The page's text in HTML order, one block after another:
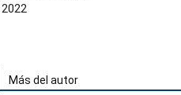
2022
Más del autor